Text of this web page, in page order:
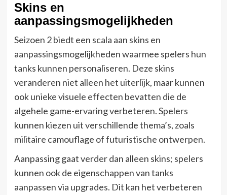
Skins en
aanpassingsmogelijkheden
Seizoen 2 biedt een scala aan skins en
aanpassingsmogelijkheden waarmee spelers hun
tanks kunnen personaliseren. Deze skins
veranderen niet alleen het uiterlijk, maar kunnen
ook unieke visuele effecten bevatten die de
algehele game-ervaring verbeteren. Spelers
kunnen kiezen uit verschillende thema’s, zoals
militaire camouflage of futuristische ontwerpen.
Aanpassing gaat verder dan alleen skins; spelers
kunnen ook de eigenschappen van tanks
aanpassen via upgrades. Dit kan het verbeteren